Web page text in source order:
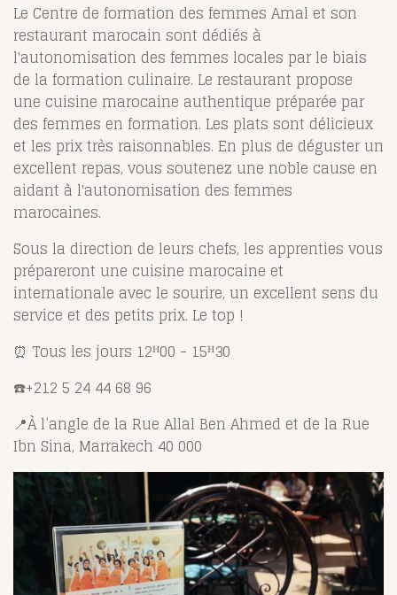
Le Centre de formation des femmes Amal et son
restaurant marocain sont dédiés à
l'autonomisation des femmes locales par le biais
de la formation culinaire. Le restaurant propose
une cuisine marocaine authentique préparée par
des femmes en formation. Les plats sont délicieux
et les prix très raisonnables. En plus de déguster un
excellent repas, vous soutenez une noble cause en
aidant à l'autonomisation des femmes
marocaines.
Sous la direction de leurs chefs, les apprenties vous
prépareront une cuisine marocaine et
internationale avec le sourire, un excellent sens du
service et des petits prix. Le top !
⏰ Tous les jours 12ᴴ00 - 15ᴴ30
☎️+212 5 24 44 68 96
📍À l’angle de la Rue Allal Ben Ahmed et de la Rue
Ibn Sina, Marrakech 40 000